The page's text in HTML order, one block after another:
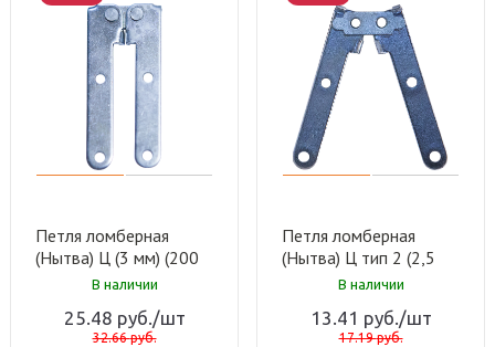
Петля ломберная
(Нытва) Ц (3 мм) (200
В наличии
25.48 руб. /шт
32.66руб.
Петля ломберная
(Нытва) Ц тип 2 (2,5
мм) (200 шт)
В наличии
13.41 руб. /шт
17.19руб.